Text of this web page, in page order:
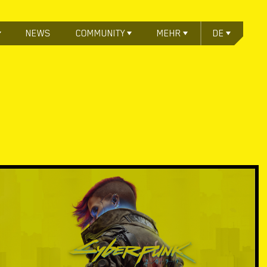
NEWS COMMUNITY MEHR DE